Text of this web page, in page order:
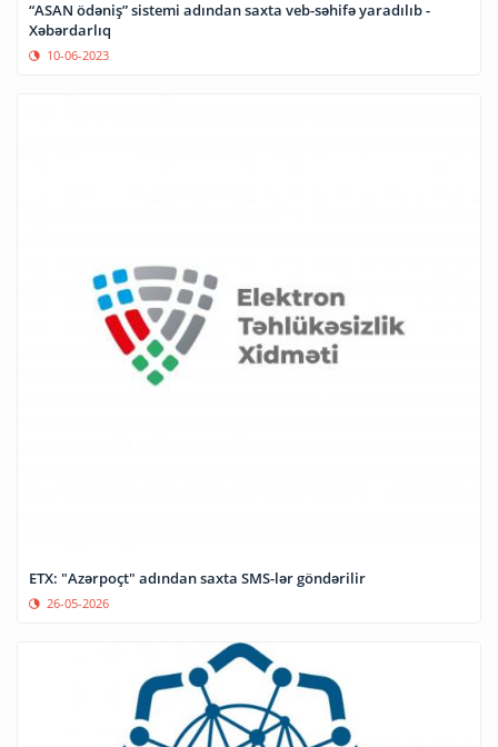
“ASAN ödəniş” sistemi adından saxta veb-səhifə yaradılıb -
Xəbərdarlıq
10-06-2023
ETX: "Azərpoçt" adından saxta SMS-lər göndərilir
26-05-2026